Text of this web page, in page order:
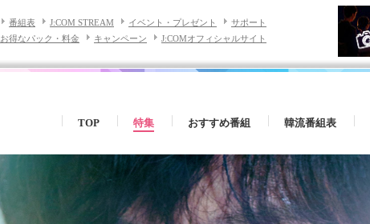
番組表 J:COM STREAM イベント・プレゼント
サポート
お得なパック・料金 キャンペーン J:COMオフィシャルサイト
TOP 特集 おすすめ番組 韓流番組表